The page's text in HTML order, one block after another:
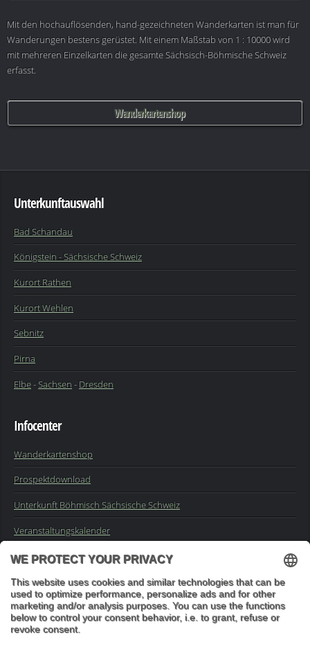
Mit den hochauflösenden, hand-gezeichneten Wanderkarten ist man für
Wanderungen bestens gerüstet. Mit einem Maßstab von 1 : 10000 wird
mit mehreren Einzelkarten die gesamte Sächsisch-Böhmische Schweiz
erfasst.
Wanderkartenshop
Unterkunftauswahl
Bad Schandau
Königstein - Sächsische Schweiz
Kurort Rathen
Kurort Wehlen
Sebnitz
Pirna
Elbe-Sachsen - Dresden
Infocenter
Wanderkartenshop
Prospektdownload
Unterkunft Böhmisch Sächsische Schweiz
Veranstaltungskalender
Impressum
Buchungsanfrage